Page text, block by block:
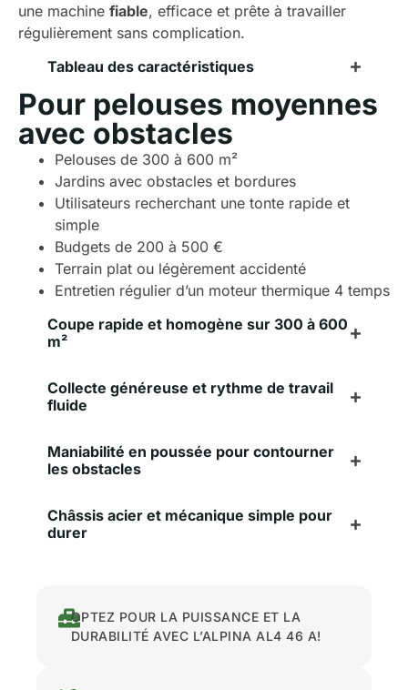
une machine fiable, efficace et prête à travailler
régulièrement sans complication.
Tableau des caractéristiques
Pour pelouses moyennes
avec obstacles
Pelouses de 300 à 600 m²
Jardins avec obstacles et bordures
Utilisateurs recherchant une tonte rapide et
simple
Budgets de 200 à 500 €
Terrain plat ou légèrement accidenté
Entretien régulier d’un moteur thermique 4 temps
Coupe rapide et homogène sur 300 à 600
m²
Collecte généreuse et rythme de travail
fluide
Maniabilité en poussée pour contourner
les obstacles
Châssis acier et mécanique simple pour
durer
OPTEZ POUR LA PUISSANCE ET LA
DURABILITÉ AVEC L’ALPINA AL4 46 A!